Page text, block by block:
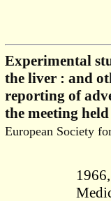
Experimental
the liver : and
reporting of
the meeting
European Society